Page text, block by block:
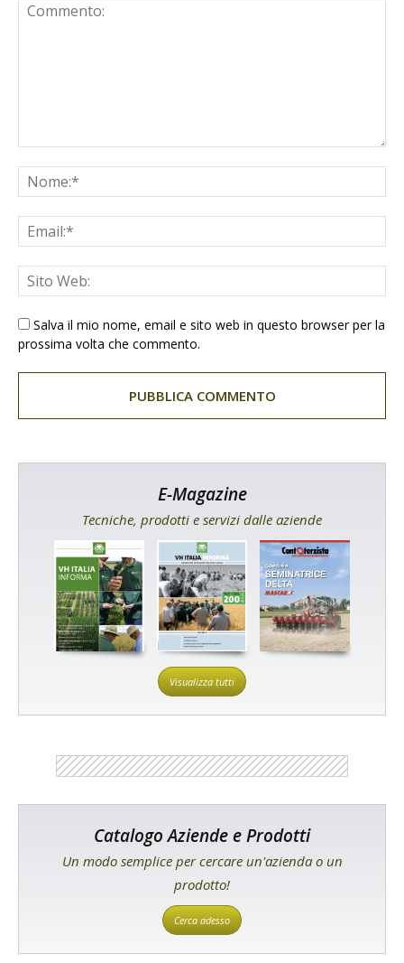
Salva il mio nome, email e sito web in questo browser per la
prossima volta che commento.
E-Magazine
Tecniche, prodotti e servizi dalle aziende
Visualizza tutti
Catalogo Aziende e Prodotti
Un modo semplice per cercare un'azienda o un
prodotto!
Cerca adesso